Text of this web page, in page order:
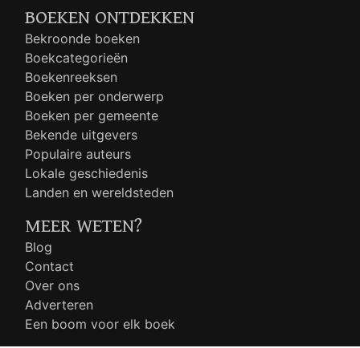
BOEKEN ONTDEKKEN
Bekroonde boeken
Boekcategorieën
Boekenreeksen
Boeken per onderwerp
Boeken per gemeente
Bekende uitgevers
Populaire auteurs
Lokale geschiedenis
Landen en wereldsteden
MEER WETEN?
Blog
Contact
Over ons
Adverteren
Een boom voor elk boek